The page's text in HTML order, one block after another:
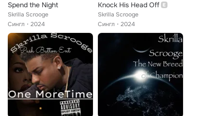
Spend the Night
Skrilla Scrooge
Сингл
2024
Knock His Head Off
Skrilla Scrooge
Сингл
2024